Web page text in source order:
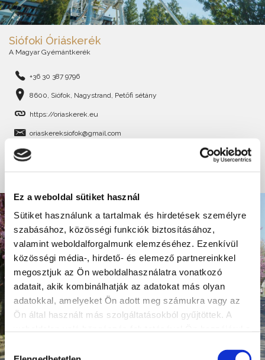
Ez a weboldal sütiket használ
Sütiket használunk a tartalmak és hirdetések személyre
szabásához, közösségi funkciók biztosításához,
valamint weboldalforgalmunk elemzéséhez. Ezenkívül
közösségi média-, hirdető- és elemező partnereinkkel
megosztjuk az Ön weboldalhasználatra vonatkozó
adatait, akik kombinálhatják az adatokat más olyan
adatokkal, amelyeket Ön adott meg számukra vagy az
Ön által használt más szolgáltatásokból gyűjtöttek. A
Hozzájárulás
Siófoki Óriáskerék
A Magyar Gyémántkerék
+36 30 387 9796
8600, Siófok, Nagystrand, Petőfi sétány
https://oriaskerek.eu
oriaskereksiofok@gmail.com